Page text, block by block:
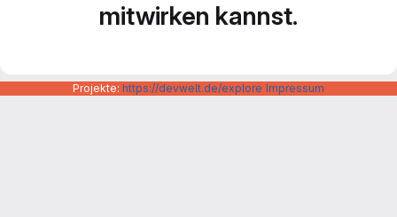
mitwirken kannst.
Projekte: https://devwelt.de/explore Impressum